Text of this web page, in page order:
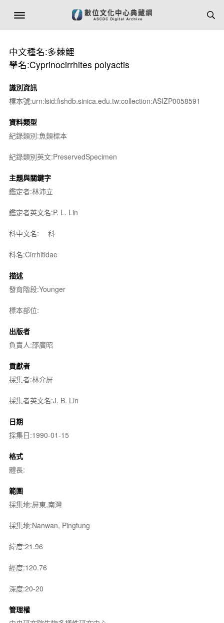
中文種名:多棘鯉
學名:Cyprinocirrhites polyactis
識別資訊
標本號:urn:lsid:fishdb.sinica.edu.tw:collection:ASIZP0058591
資料類型
紀錄類別:魚類標本
紀錄類別英文:PreservedSpecimen
主題與關鍵字
鑑定者:林沛立
鑑定者英文名:P. L. Lin
科中文名: 科
科名:Cirrhitidae
描述
發育階段:Younger
標本部位:
出版者
負責人:邵廣昭
貢獻者
採集者:林介屏
採集者英文名:J. B. Lin
日期
採集日:1990-01-15
格式
體長:
範圍
採集地:屏東,南灣
採集地:Nanwan, Pingtung
緯度:21.96
經度:120.76
深度:20-20
管理權